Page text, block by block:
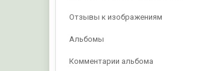
Отзывы к изображениям
Альбомы
Комментарии альбома